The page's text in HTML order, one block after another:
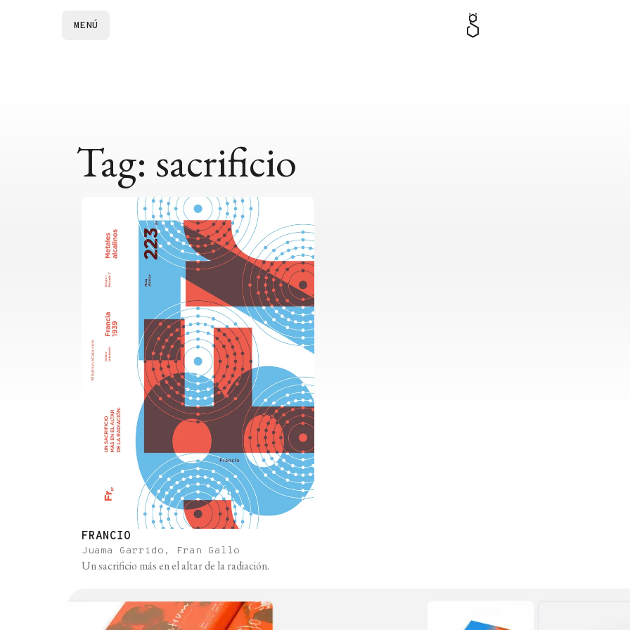
MENÚ
Tag: sacrificio
FRANCIO
Juama Garrido, Fran Gallo
Un sacrificio más en el altar de la radiación.